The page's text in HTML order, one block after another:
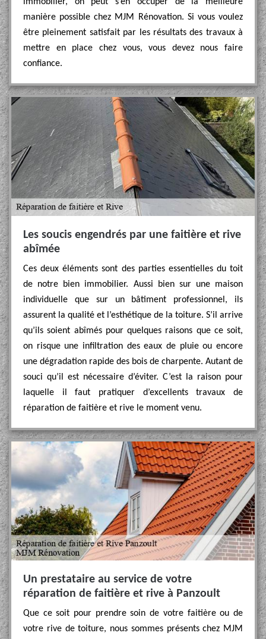
manière possible chez MJM Rénovation. Si vous voulez
être pleinement satisfait par les résultats des travaux à
mettre en place chez vous, vous devez nous faire
confiance.
Les soucis engendrés par une faitière et rive
abîmée
Ces deux éléments sont des parties essentielles du toit
de notre bien immobilier. Aussi bien sur une maison
individuelle que sur un bâtiment professionnel, ils
assurent la qualité et l’esthétique de la toiture. S’il arrive
qu’ils soient abîmés pour quelques raisons que ce soit,
on risque une infiltration des eaux de pluie ou encore
une dégradation rapide des bois de charpente. Autant de
souci qu’il est nécessaire d’éviter. C’est la raison pour
laquelle il faut pratiquer d’excellents travaux de
réparation de faitière et rive le moment venu.
Un prestataire au service de votre
réparation de faitière et rive à Panzoult
Que ce soit pour prendre soin de votre faitière ou de
votre rive de toiture, nous sommes présents chez MJM